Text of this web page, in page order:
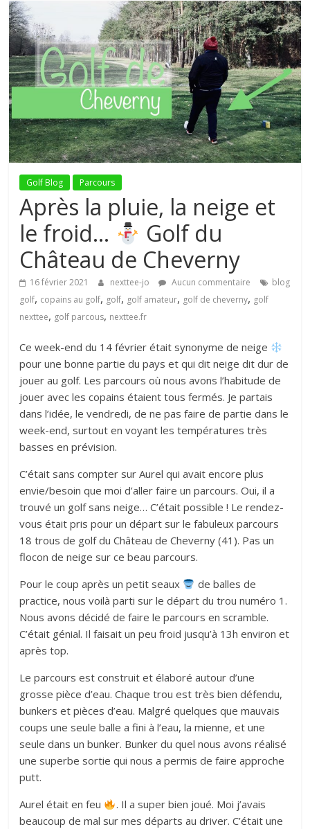
Chaîne
Youtube
de
trois
copains
Le
blog
Golf
de
de
petite
balle
Golf Blog Parcours
Après la pluie, la neige et
le froid…
Golf du
Château de Cheverny
16 février 2021 nexttee-jo Aucun commentaire
blog
golf, copains au golf, golf, golf amateur, golf de cheverny, golf
nexttee, golf parcous, nexttee.fr
Ce week-end du 14 février était synonyme de neige
pour une bonne partie du pays et qui dit neige dit dur de
jouer au golf. Les parcours où nous avons l’habitude de
jouer avec les copains étaient tous fermés. Je partais
dans l’idée, le vendredi, de ne pas faire de partie dans le
week-end, surtout en voyant les températures très
basses en prévision.
C’était sans compter sur Aurel qui avait encore plus
envie/besoin que moi d’aller faire un parcours. Oui, il a
trouvé un golf sans neige… C’était possible ! Le rendez-
vous était pris pour un départ sur le fabuleux parcours
18 trous de golf du Château de Cheverny (41). Pas un
flocon de neige sur ce beau parcours.
Pour le coup après un petit seaux
de balles de
practice, nous voilà parti sur le départ du trou numéro 1.
Nous avons décidé de faire le parcours en scramble.
C’était génial. Il faisait un peu froid jusqu’à 13h environ et
après top.
Le parcours est construit et élaboré autour d’une
grosse pièce d’eau. Chaque trou est très bien défendu,
bunkers et pièces d’eau. Malgré quelques que mauvais
coups une seule balle a fini à l’eau, la mienne, et une
seule dans un bunker. Bunker du quel nous avons réalisé
une superbe sortie qui nous a permis de faire approche
putt.
Aurel était en feu
. Il a super bien joué. Moi j’avais
beaucoup de mal sur mes départs au driver. C’était une